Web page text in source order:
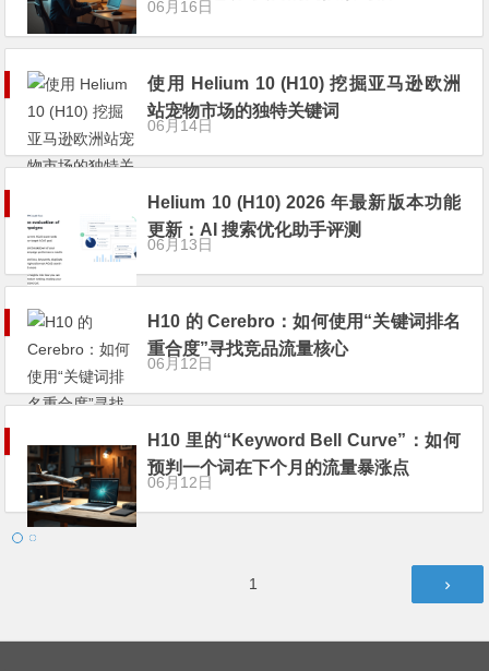
06月16日
使用 Helium 10 (H10) 挖掘亚马逊欧洲
站宠物市场的独特关键词
06月14日
Helium 10 (H10) 2026 年最新版本功能
更新：AI 搜索优化助手评测
06月13日
H10 的 Cerebro：如何使用“关键词排名
重合度”寻找竞品流量核心
06月12日
H10 里的“Keyword Bell Curve”：如何
预判一个词在下个月的流量暴涨点
06月12日
1